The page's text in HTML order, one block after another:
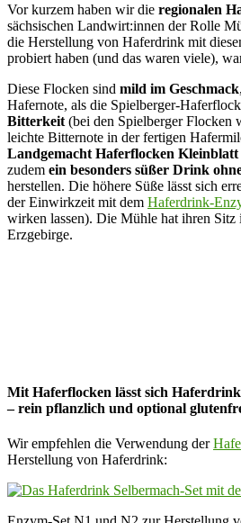
Vor kurzem haben wir die regionalen
sächsischen Landwirt:innen der Rolle
die Herstellung von Haferdrink mit
probiert haben (und das waren viele),
Diese Flocken sind mild im Geschmack
Hafernote, als die Spielberger-
Bitterkeit (bei den Spielberger Flocken
leichte Bitternote in der fertigen
Landgemacht Haferflocken Kleinblatt
zudem ein besonders süßer Drink
herstellen. Die höhere Süße lässt sich
der Einwirkzeit mit dem Haferdrink-
wirken lassen). Die Mühle hat ihren
Erzgebirge.
Mit Haferflocken lässt sich Haferdrink
– rein pflanzlich und optional
Wir empfehlen die Verwendung der
Herstellung von Haferdrink: